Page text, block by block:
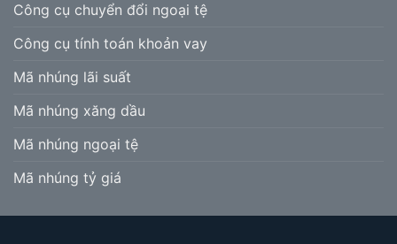
Công cụ chuyển đổi ngoại tệ
Công cụ tính toán khoản vay
Mã nhúng lãi suất
Mã nhúng xăng dầu
Mã nhúng ngoại tệ
Mã nhúng tỷ giá